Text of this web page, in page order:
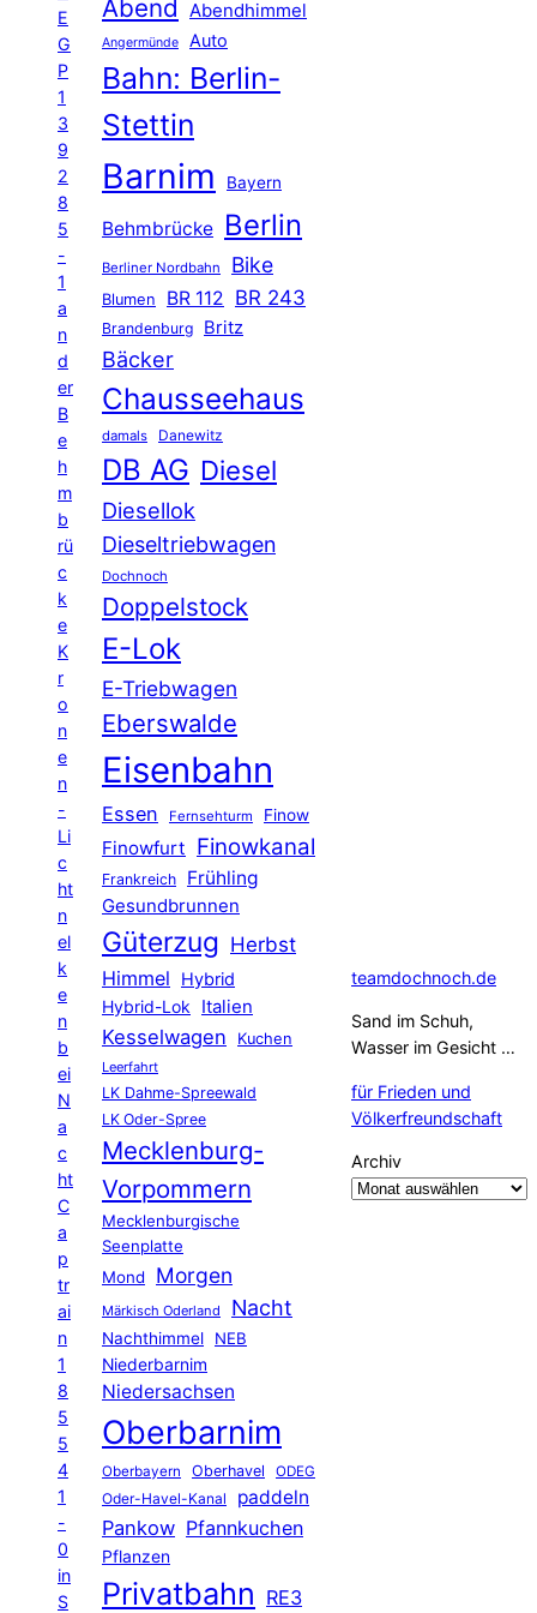
E
G
P
1
3
9
2
8
5
-
1
a
n
d
er
B
e
h
m
b
rü
c
k
e
K
r
o
n
e
n
-
Li
c
ht
n
el
k
e
n
b
ei
N
a
c
ht
C
a
p
tr
ai
n
1
8
5
5
4
1
-
0
in
S
Abend Abendhimmel
Angermünde Auto
Bahn: Berlin-
Stettin
Barnim Bayern
Behmbrücke Berlin
Berliner Nordbahn Bike
Blumen BR 112 BR 243
Brandenburg Britz
Bäcker
Chausseehaus
damals Danewitz
DB AG Diesel
Diesellok
Dieseltriebwagen
Dochnoch
Doppelstock
E-Lok
E-Triebwagen
Eberswalde
Eisenbahn
Essen Fernsehturm Finow
Finowfurt Finowkanal
Frankreich Frühling
Gesundbrunnen
Güterzug Herbst
Himmel
Hybrid
Hybrid-Lok Italien
Kesselwagen Kuchen
Leerfahrt
LK Dahme-Spreewald
LK Oder-Spree
Mecklenburg-
Vorpommern
Mecklenburgische
Seenplatte
Mond
Morgen
Märkisch Oderland Nacht
Nachthimmel
NEB
Niederbarnim
Niedersachsen
Oberbarnim
Oberbayern Oberhavel ODEG
Oder-Havel-Kanal paddeln
Pankow Pfannkuchen
Pflanzen
Privatbahn RE3
teamdochnoch.de
Sand im Schuh,
Wasser im Gesicht …
für Frieden und
Völkerfreundschaft
Archiv